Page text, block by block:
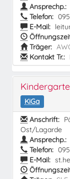
Ansprechp.:
Telefon:
E-Mail:
Träger:
Kontakt Tr.:
KiGa
Anschrift:
Ost/Lagarde
Ansprechp.:
Telefon:
E-Mail: